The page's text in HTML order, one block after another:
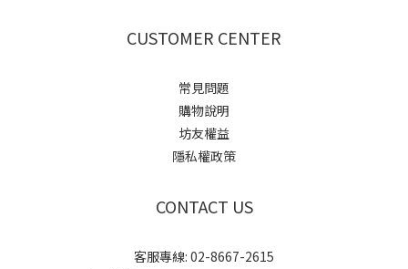
CUSTOMER CENTER
常見問題
購物說明
坊友權益
隱私權政策
CONTACT US
客服專線: 02-8667-2615